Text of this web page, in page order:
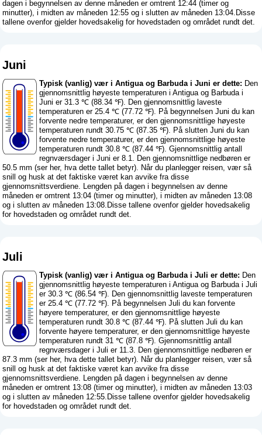
dagen i begynnelsen av denne måneden er omtrent 12:44 (timer og
minutter), i midten av måneden 12:55 og i slutten av måneden 13:04.Disse
tallene ovenfor gjelder hovedsakelig for hovedstaden og området rundt det.
Juni
Typisk (vanlig) vær i Antigua og Barbuda i Juni er dette: Den
gjennomsnittlig høyeste temperaturen i Antigua og Barbuda i
Juni er 31.3 ℃ (88.34 ℉). Den gjennomsnittlig laveste
temperaturen er 25.4 ℃ (77.72 ℉). På begynnelsen Juni du kan
forvente nedre temperaturer, er den gjennomsnittlige høyeste
temperaturen rundt 30.75 ℃ (87.35 ℉). På slutten Juni du kan
forvente nedre temperaturer, er den gjennomsnittlige høyeste
temperaturen rundt 30.8 ℃ (87.44 ℉). Gjennomsnittlig antall
regnværsdager i Juni er 8.1. Den gjennomsnittlige nedbøren er
50.5 mm (ser her, hva dette tallet betyr). Når du planlegger reisen, vær så
snill og husk at det faktiske været kan avvike fra disse
gjennomsnittsverdiene. Lengden på dagen i begynnelsen av denne
måneden er omtrent 13:04 (timer og minutter), i midten av måneden 13:08
og i slutten av måneden 13:08.Disse tallene ovenfor gjelder hovedsakelig
for hovedstaden og området rundt det.
Juli
Typisk (vanlig) vær i Antigua og Barbuda i Juli er dette: Den
gjennomsnittlig høyeste temperaturen i Antigua og Barbuda i Juli
er 30.3 ℃ (86.54 ℉). Den gjennomsnittlig laveste temperaturen
er 25.4 ℃ (77.72 ℉). På begynnelsen Juli du kan forvente
høyere temperaturer, er den gjennomsnittlige høyeste
temperaturen rundt 30.8 ℃ (87.44 ℉). På slutten Juli du kan
forvente høyere temperaturer, er den gjennomsnittlige høyeste
temperaturen rundt 31 ℃ (87.8 ℉). Gjennomsnittlig antall
regnværsdager i Juli er 11.3. Den gjennomsnittlige nedbøren er
87.3 mm (ser her, hva dette tallet betyr). Når du planlegger reisen, vær så
snill og husk at det faktiske været kan avvike fra disse
gjennomsnittsverdiene. Lengden på dagen i begynnelsen av denne
måneden er omtrent 13:08 (timer og minutter), i midten av måneden 13:03
og i slutten av måneden 12:55.Disse tallene ovenfor gjelder hovedsakelig
for hovedstaden og området rundt det.